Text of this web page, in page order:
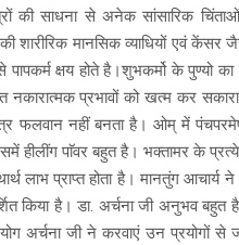
की साधना से अनेक सांसारिक
मानसिक व्याधियों एवं केंसर
क्षय होते है।शुभकर्मो के पुण्यो
प्रभावों को खत्म कर
फलवान नहीं बनता है। ओम् में
हीलींग पाॅवर बहुत है। भक्तामर के
लाभ प्राप्त होता है। मानतुंग
किया है। डा. अर्चना जी अनुभव
अर्चना जी ने करवाएं उन प्रयोगों से